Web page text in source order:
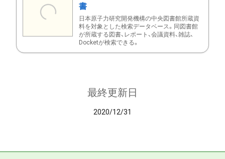
書
日本原子力研究開発機構の中央図書館所蔵資
料を対象とした検索データベース。同図書館
が所蔵する図書、レポート、会議資料、雑誌、
Docketが検索できる。
最終更新日
2020/12/31